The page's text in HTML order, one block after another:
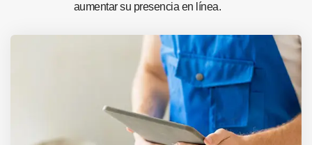
aumentar su presencia en línea.